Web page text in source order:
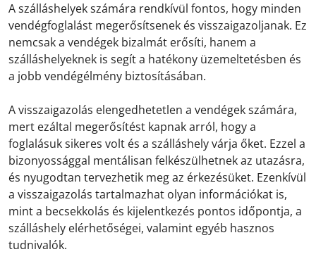
A szálláshelyek számára rendkívül fontos, hogy minden
vendégfoglalást megerősítsenek és visszaigazoljanak. Ez
nemcsak a vendégek bizalmát erősíti, hanem a
szálláshelyeknek is segít a hatékony üzemeltetésben és
a jobb vendégélmény biztosításában.
A visszaigazolás elengedhetetlen a vendégek számára,
mert ezáltal megerősítést kapnak arról, hogy a
foglalásuk sikeres volt és a szálláshely várja őket. Ezzel a
bizonyossággal mentálisan felkészülhetnek az utazásra,
és nyugodtan tervezhetik meg az érkezésüket. Ezenkívül
a visszaigazolás tartalmazhat olyan információkat is,
mint a becsekkolás és kijelentkezés pontos időpontja, a
szálláshely elérhetőségei, valamint egyéb hasznos
tudnivalók.